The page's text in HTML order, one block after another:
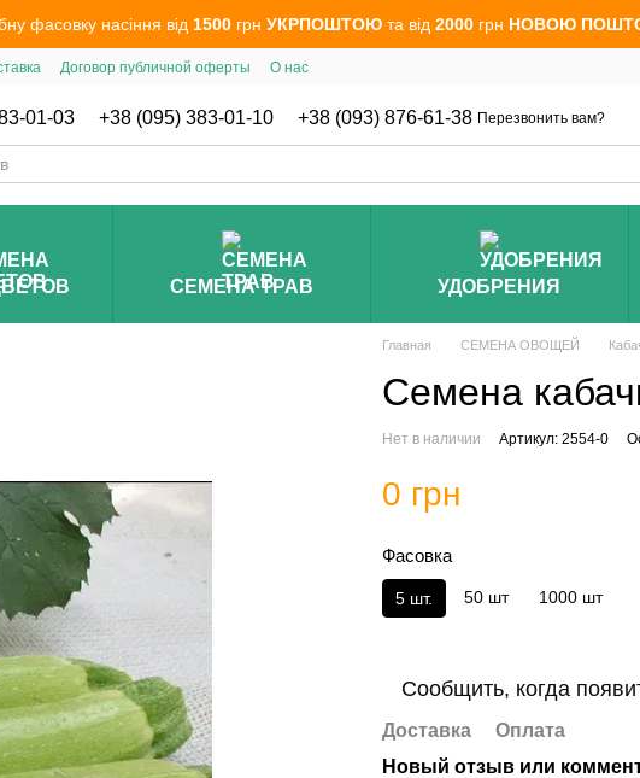
фасовку насіння від 1500грн УКРПОШТОЮта від 2000грн НОВОЮ
Договор публичной оферты О нас
01-03 +38 (095) 383-01-10 +38 (093) 876-61-38 Перезвонить вам?
СЕМЕНА ТРАВ УДОБРЕНИЯ
Главная СЕМЕНА ОВОЩЕЙ
Семена
Нет в наличии Артикул: 2554-0
0 грн
Фасовка
5 шт. 50 шт 1000 шт
Сообщить, когда
Доставка
Оплата
Новый отзыв или